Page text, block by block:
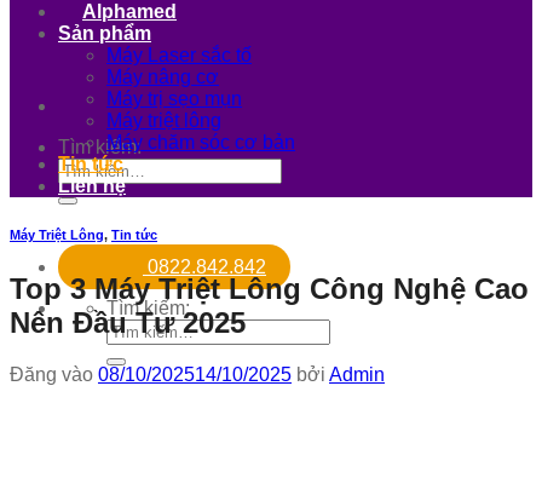
Tìm kiếm:
0822.842.842
Tìm kiếm:
Alphamed
Sản phẩm
Máy Laser sắc tố
Máy nâng cơ
Máy trị sẹo mụn
Máy triệt lông
Máy chăm sóc cơ bản
Tin tức
Liên hệ
Máy Triệt Lông, Tin tức
Top 3 Máy Triệt Lông Công Nghệ Cao
Nên Đầu Tư 2025
Đăng vào 08/10/202514/10/2025 bởi Admin